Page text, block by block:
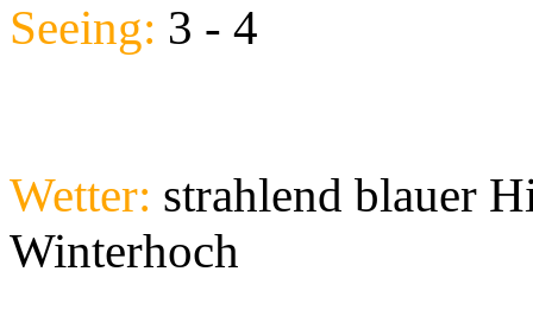
Seeing: 3 - 4
Wetter: strahlend blauer
Winterhoch